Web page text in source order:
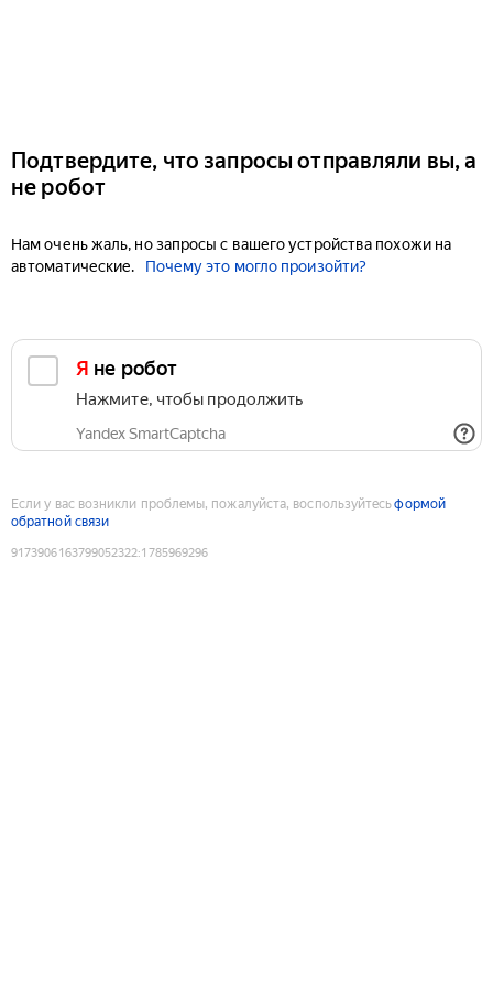
Подтвердите, что запросы отправляли вы, а
не робот
Нам очень жаль, но запросы с вашего устройства похожи на
автоматические.
Почему это могло произойти?
Я не робот
Нажмите, чтобы продолжить
Yandex SmartCaptcha
Если у вас возникли проблемы, пожалуйста, воспользуйтесьформой
обратной связи
9173906163799052322:1785969296